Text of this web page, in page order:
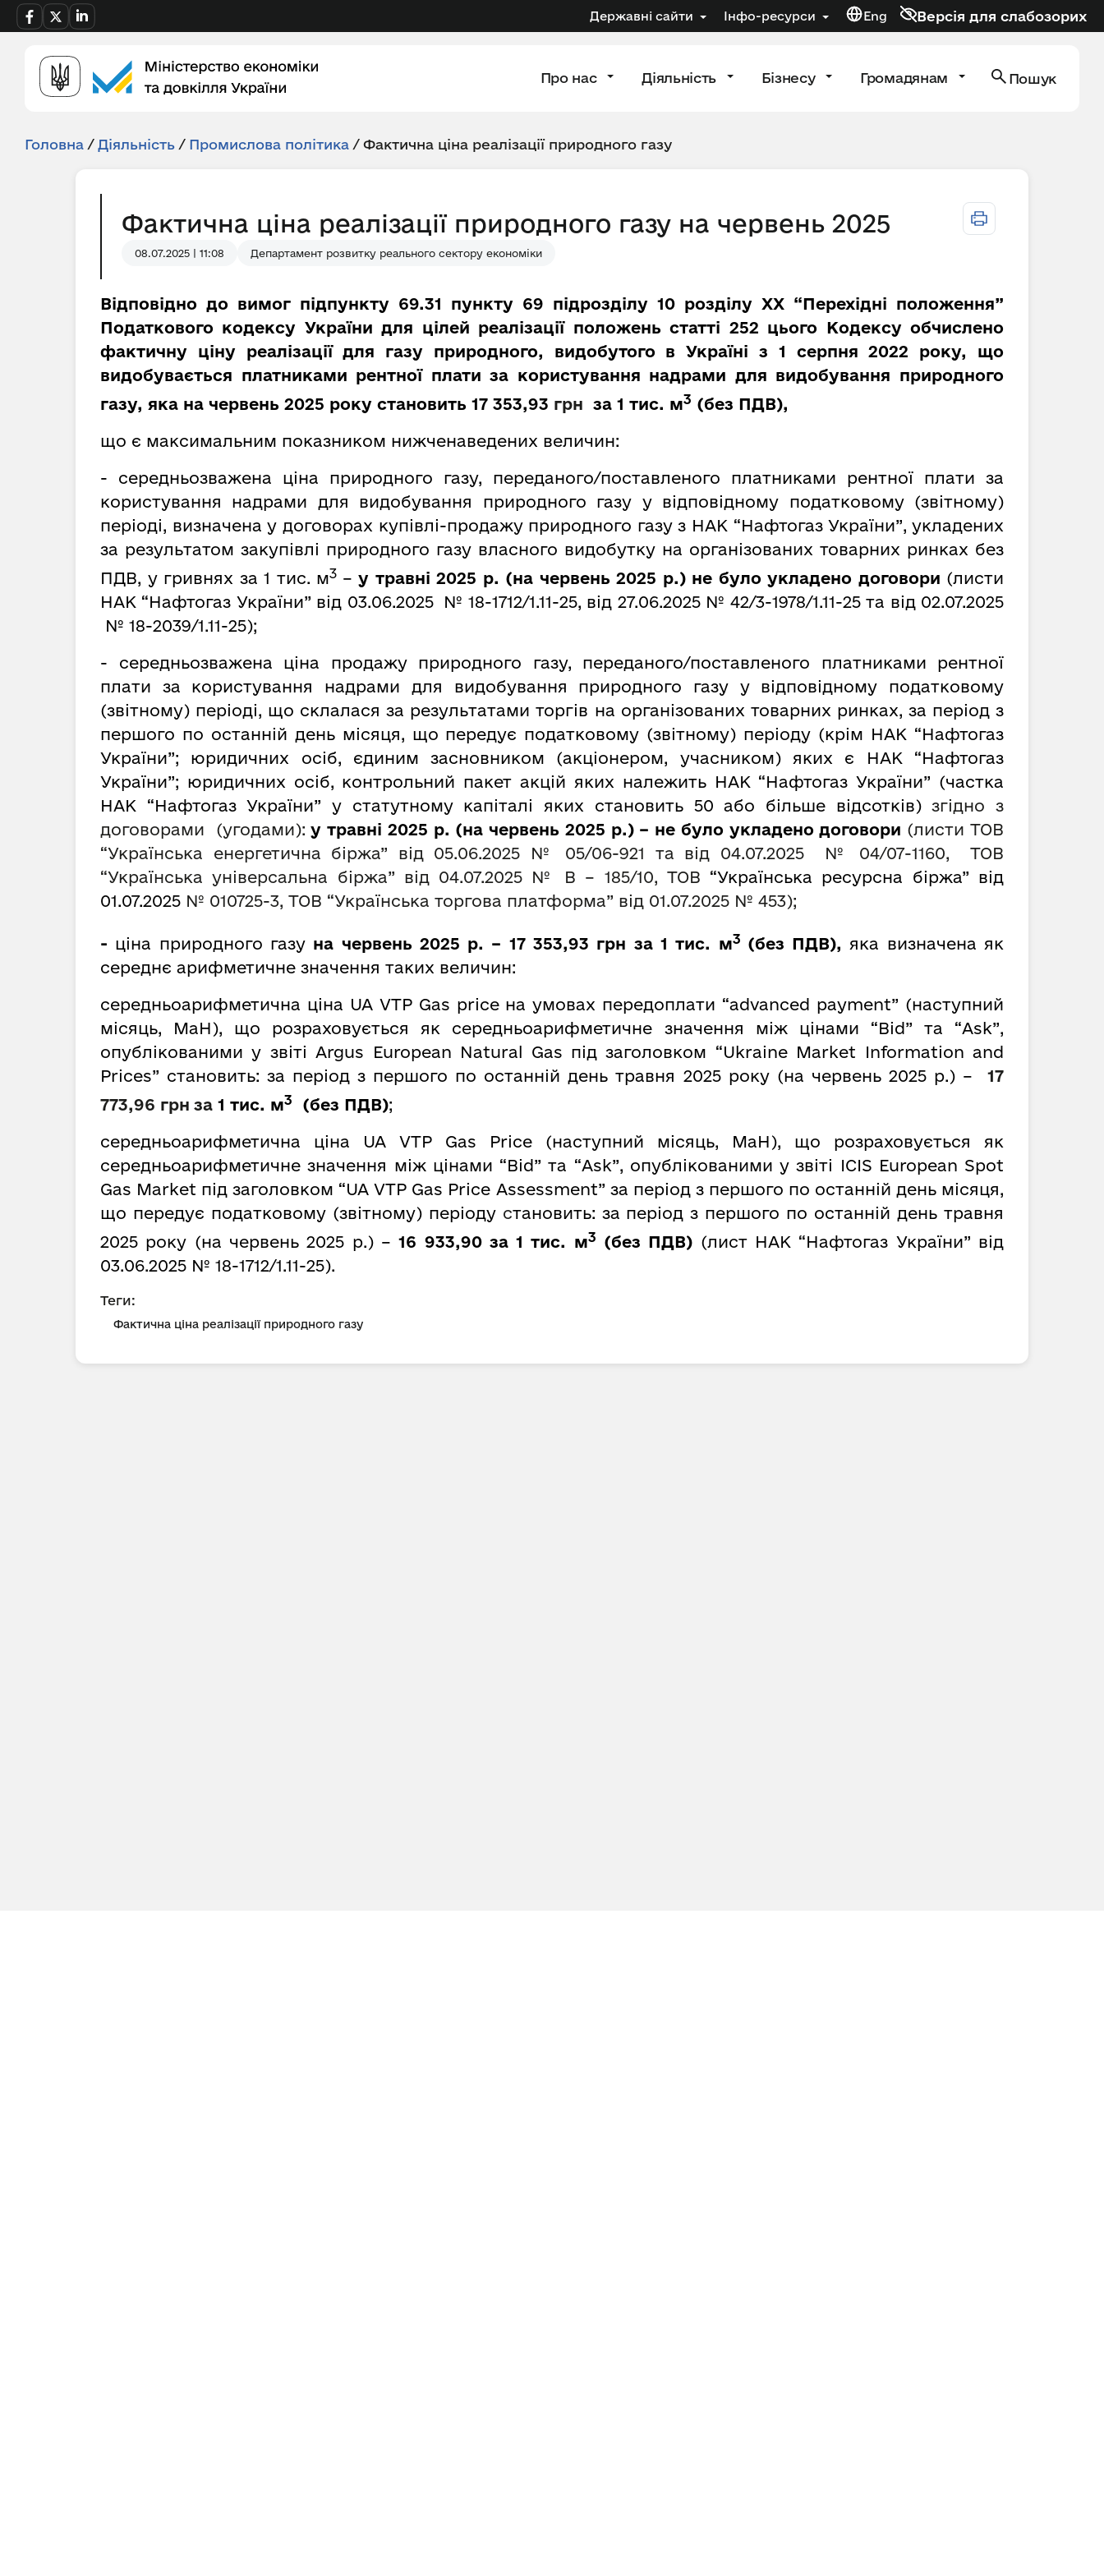
Державні сайти Інфо-ресурси Eng Версія для слабозорих
Про нас Діяльність Бізнесу Громадянам Пошук
Головна / Діяльність / Промислова політика / Фактична ціна реалізації природного газу
Фактична ціна реалізації природного газу на червень 2025
08.07.2025 | 11:08 Департамент розвитку реального сектору економіки
Відповідно до вимог підпункту 69.31 пункту 69 підрозділу 10 розділу XX “Перехідні положення”
Податкового кодексу України для цілей реалізації положень статті 252 цього Кодексу обчислено
фактичну ціну реалізації для газу природного, видобутого в Україні з 1 серпня 2022 року, що
видобувається платниками рентної плати за користування надрами для видобування природного
газу, яка на червень 2025 року становить 17 353,93 грн за 1 тис. м3 (без ПДВ),
що є максимальним показником нижченаведених величин:
- середньозважена ціна природного газу, переданого/поставленого платниками рентної плати за
користування надрами для видобування природного газу у відповідному податковому (звітному)
періоді, визначена у договорах купівлі-продажу природного газу з НАК “Нафтогаз України”, укладених
за результатом закупівлі природного газу власного видобутку на організованих товарних ринках без
ПДВ, у гривнях за 1 тис. м3 – у травні 2025 р. (на червень 2025 р.) не було укладено договори (листи
НАК “Нафтогаз України” від 03.06.2025 № 18-1712/1.11-25, від 27.06.2025 № 42/3-1978/1.11-25 та від 02.07.2025
№ 18-2039/1.11-25);
- середньозважена ціна продажу природного газу, переданого/поставленого платниками рентної
плати за користування надрами для видобування природного газу у відповідному податковому
(звітному) періоді, що склалася за результатами торгів на організованих товарних ринках, за період з
першого по останній день місяця, що передує податковому (звітному) періоду (крім НАК “Нафтогаз
України”; юридичних осіб, єдиним засновником (акціонером, учасником) яких є НАК “Нафтогаз
України”; юридичних осіб, контрольний пакет акцій яких належить НАК “Нафтогаз України” (частка
НАК “Нафтогаз України” у статутному капіталі яких становить 50 або більше відсотків)згідно з
договорами (угодами):у травні 2025 р. (на червень 2025 р.) – не було укладено договори (листи ТОВ
“Українська енергетична біржа” від 05.06.2025 № 05/06-921 та від 04.07.2025 № 04/07-1160, ТОВ
“Українська універсальна біржа” від 04.07.2025 № В – 185/10, ТОВ “Українська ресурсна біржа” від
01.07.2025 № 010725-3, ТОВ “Українська торгова платформа” від 01.07.2025 № 453);
- ціна природного газуна червень 2025 р. – 17 353,93 грн за 1 тис. м3 (без ПДВ), яка визначена як
середнє арифметичне значення таких величин:
середньоарифметична ціна UA VTP Gas price на умовах передоплати “advanced payment” (наступний
місяць, MaH), що розраховується як cередньоарифметичне значення між цінами “Bid” та “Ask”,
опублікованими у звіті Argus European Natural Gas під заголовком “Ukraine Market Information and
Prices” становить: за період з першого по останній день травня 2025 року (на червень 2025 р.) –
17
773,96 грн за 1 тис. м3 (без ПДВ);
середньоарифметична ціна UA VTP Gas Price (наступний місяць, MaH), що розраховується як
середньоарифметичне значення між цінами “Bid” та “Ask”, опублікованими у звіті ICIS European Spot
Gas Market під заголовком “UA VTP Gas Price Assessment” за період з першого по останній день місяця,
що передує податковому (звітному) періодустановить: за період з першого по останній день травня
2025 року (на червень 2025 р.) –16 933,90 за 1 тис. м3 (без ПДВ) (лист НАК “Нафтогаз України” від
03.06.2025 № 18-1712/1.11-25).
Теги:
Фактична ціна реалізації природного газу